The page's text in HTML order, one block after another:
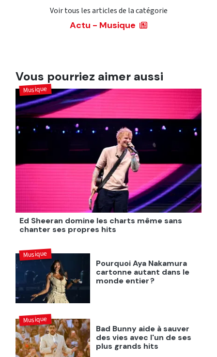
Voir tous les articles de la catégorie
Actu - Musique
Vous pourriez aimer aussi
Ed Sheeran domine les charts même sans
chanter ses propres hits
Musique
Pourquoi Aya Nakamura
cartonne autant dans le
monde entier ?
Musique
Bad Bunny aide à sauver
des vies avec l'un de ses
plus grands hits
Musique